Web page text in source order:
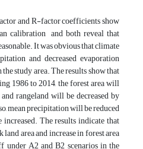
and R-factor coefficients show
calibration and both reveal that
It was obvious that climate
and decreased evaporation
study area. The results show that
1986 to 2014, the forest area will
rangeland will be decreased by
mean precipitation will be reduced
The results indicate that
area and increase in forest area